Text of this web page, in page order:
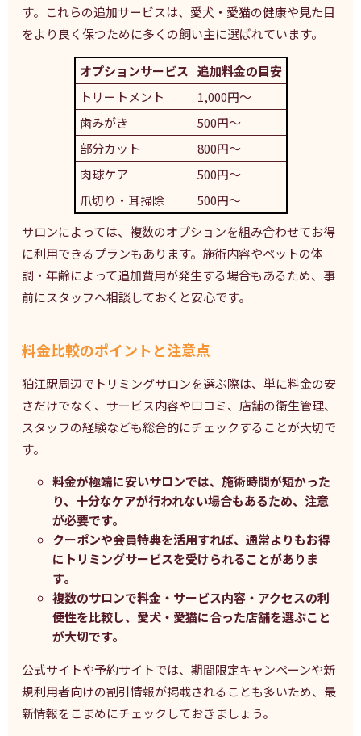
す。これらの追加サービスは、愛犬・愛猫の健康や見た目
をより良く保つために多くの飼い主に選ばれています。
オプションサービス 追加料金の目安
トリートメント
1,000円〜
歯みがき
500円〜
部分カット
800円〜
肉球ケア
500円〜
爪切り・耳掃除
500円〜
サロンによっては、複数のオプションを組み合わせてお得
に利用できるプランもあります。施術内容やペットの体
調・年齢によって追加費用が発生する場合もあるため、事
前にスタッフへ相談しておくと安心です。
料金比較のポイントと注意点
狛江駅周辺でトリミングサロンを選ぶ際は、単に料金の安
さだけでなく、サービス内容や口コミ、店舗の衛生管理、
スタッフの経験なども総合的にチェックすることが大切で
す。
料金が極端に安いサロンでは、施術時間が短かった
り、十分なケアが行われない場合もあるため、注意
が必要です。
クーポンや会員特典を活用すれば、通常よりもお得
にトリミングサービスを受けられることがありま
す。
複数のサロンで料金・サービス内容・アクセスの利
便性を比較し、愛犬・愛猫に合った店舗を選ぶこと
が大切です。
公式サイトや予約サイトでは、期間限定キャンペーンや新
規利用者向けの割引情報が掲載されることも多いため、最
新情報をこまめにチェックしておきましょう。